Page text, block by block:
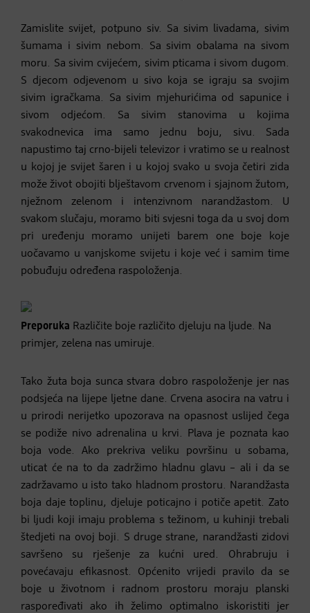
Zamislite svijet, potpuno siv. Sa sivim livadama, sivim
šumama i sivim nebom. Sa sivim obalama na sivom
moru. Sa sivim cvijećem, sivim pticama i sivom dugom.
S djecom odjevenom u sivo koja se igraju sa svojim
sivim igračkama. Sa sivim mjehurićima od sapunice i
sivom odjećom. Sa sivim stanovima u kojima
svakodnevica ima samo jednu boju, sivu. Sada
napustimo taj crno-bijeli televizor i vratimo se u realnost
u kojoj je svijet šaren i u kojoj svako u svoja četiri zida
može život obojiti blještavom crvenom i sjajnom žutom,
nježnom zelenom i intenzivnom narandžastom. U
svakom slučaju, moramo biti svjesni toga da u svoj dom
pri uređenju moramo unijeti barem one boje koje
uočavamo u vanjskome svijetu i koje već i samim time
pobuđuju određena raspoloženja.
Preporuka Različite boje različito djeluju na ljude. Na
primjer, zelena nas umiruje.
Tako žuta boja sunca stvara dobro raspoloženje jer nas
podsjeća na lijepe ljetne dane. Crvena asocira na vatru i
u prirodi nerijetko upozorava na opasnost uslijed čega
se podiže nivo adrenalina u krvi. Plava je poznata kao
boja vode. Ako prekriva veliku površinu u sobama,
uticat će na to da zadržimo hladnu glavu – ali i da se
zadržavamo u isto tako hladnom prostoru. Narandžasta
boja daje toplinu, djeluje poticajno i potiče apetit. Zato
bi ljudi koji imaju problema s težinom, u kuhinji trebali
štedjeti na ovoj boji. S druge strane, narandžasti zidovi
savršeno su rješenje za kućni ured. Ohrabruju i
povećavaju efikasnost. Općenito vrijedi pravilo da se
boje u životnom i radnom prostoru moraju planski
raspoređivati ako ih želimo optimalno iskoristiti jer